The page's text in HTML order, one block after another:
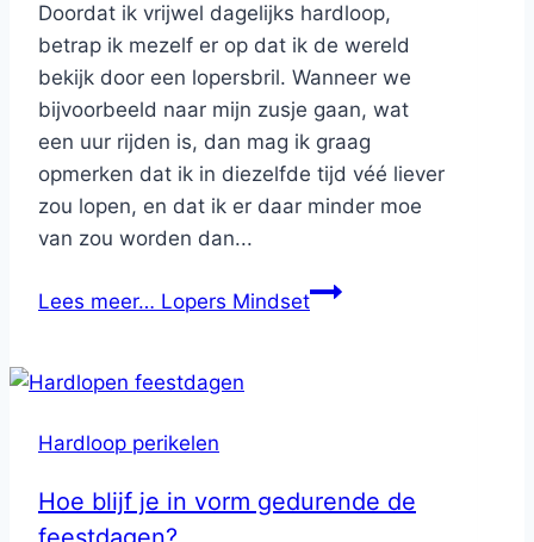
Doordat ik vrijwel dagelijks hardloop,
betrap ik mezelf er op dat ik de wereld
bekijk door een lopersbril. Wanneer we
bijvoorbeeld naar mijn zusje gaan, wat
een uur rijden is, dan mag ik graag
opmerken dat ik in diezelfde tijd véé liever
zou lopen, en dat ik er daar minder moe
van zou worden dan...
Lees meer… Lopers Mindset
Hardloop perikelen
Hoe blijf je in vorm gedurende de